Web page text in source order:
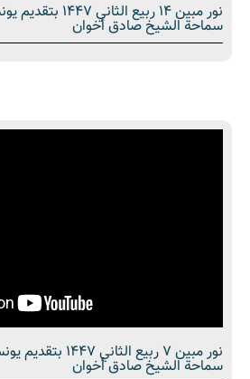
نور مبین 14 ربيع
سماحة الشیخ صادق أخوان
نور مبین 7 ربيع
سماحة الشیخ صادق أخوان